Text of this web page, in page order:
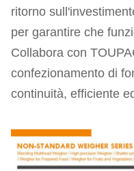
ritorno
per garantire che
Collabora con
confezionamento di
continuità, efficiente